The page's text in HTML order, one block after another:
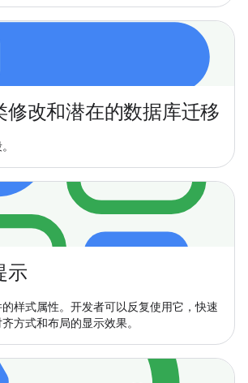
修改和潜在的数据库迁移
示
样式属性。开发者可以反复使用它，快速
方式和布局的显示效果。